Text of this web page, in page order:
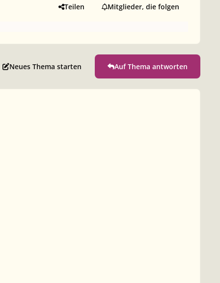
Teilen Mitglieder, die folgen
Neues Thema starten Auf Thema antworten